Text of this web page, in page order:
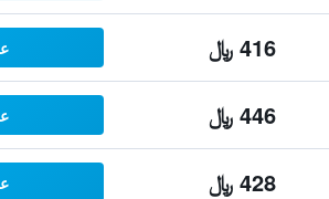
416 ﷼
446 ﷼
428 ﷼